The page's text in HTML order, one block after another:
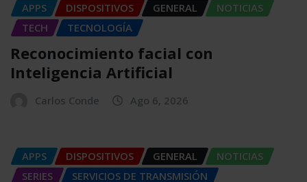
APPS DISPOSITIVOS GENERAL
NOTICIAS
TECH
TECNOLOGÍA
Reconocimiento facial con
Inteligencia Artificial
Carlos Conde Ago 6, 2026
APPS DISPOSITIVOS GENERAL
NOTICIAS
SERIES
SERVICIOS DE TRANSMISIÓN